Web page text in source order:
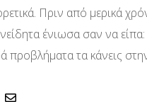
Πριν από μερικά
ένιωσα σαν να
προβλήματα τα κάνεις
Whatsapp
Share